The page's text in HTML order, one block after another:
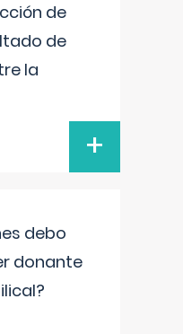
de
de
la
+
debo
donante